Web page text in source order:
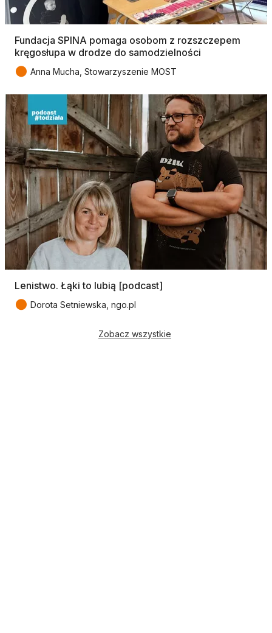
Fundacja SPINA pomaga osobom z rozszczepem
kręgosłupa w drodze do samodzielności
● Anna Mucha, Stowarzyszenie MOST
Lenistwo. Łąki to lubią [podcast]
● Dorota Setniewska, ngo.pl
Zobacz wszystkie